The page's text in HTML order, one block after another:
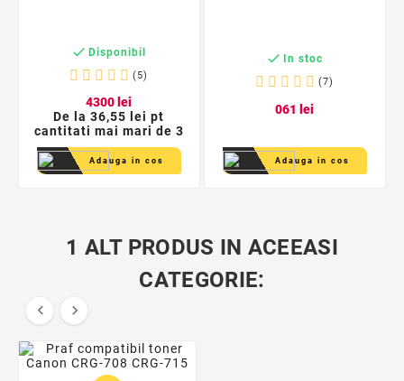
 Disponibil
(5)
4300 lei
De la36,55 lei pt
cantitati mai mari de 3
Adauga in cos
 In stoc
(7)
061 lei
Adauga in cos
1 ALT PRODUS IN ACEEASI
CATEGORIE:
 